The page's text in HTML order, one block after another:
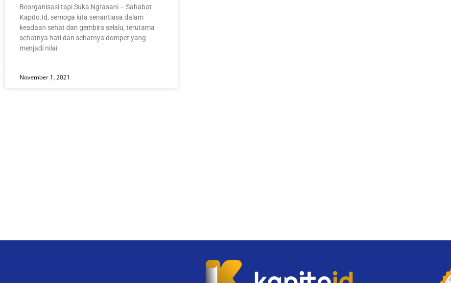
Beorganisasi tapi Suka Ngrasani – Sahabat
Kapito.Id, semoga kita senantiasa dalam
keadaan sehat dan gembira selalu, terutama
sehatnya hati dan sehatnya dompet yang
menjadi nilai
November 1, 2021